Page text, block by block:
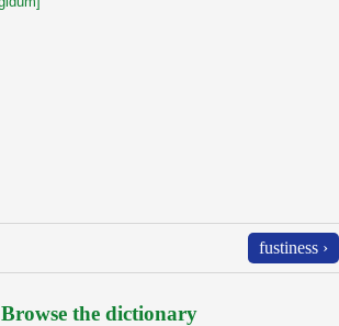
fustiness ›
Browse the dictionary